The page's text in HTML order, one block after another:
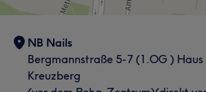
NB Nails
Bergmannstraße 5-7 (1.OG ) Haus
Kreuzberg